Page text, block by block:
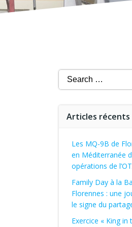
Search
for:
Articles récents
Les MQ-9B de
en Méditerranée
opérations de
Family Day à la
Florennes : une
le signe du
Exercice « King in